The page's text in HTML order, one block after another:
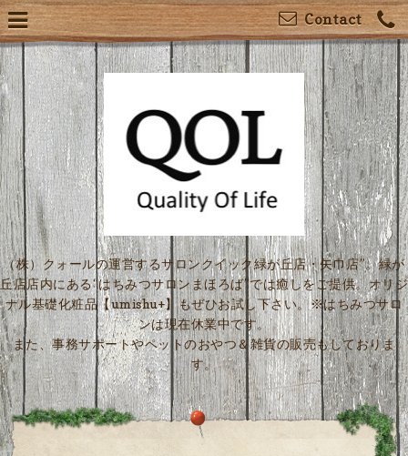
Contact
（株）クォールの運営するサロンクイック緑が丘店・矢巾店”。緑が
丘店店内にある“はちみつサロンまほろば”では癒しをご提供。オリジ
ナル基礎化粧品【umishu+】もぜひお試し下さい。※はちみつサロ
ンは現在休業中です。
また、事務サポートやペットのおやつ＆雑貨の販売もしておりま
す。